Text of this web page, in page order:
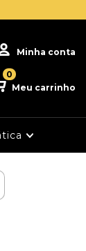
Minha conta
Meu carrinho
0